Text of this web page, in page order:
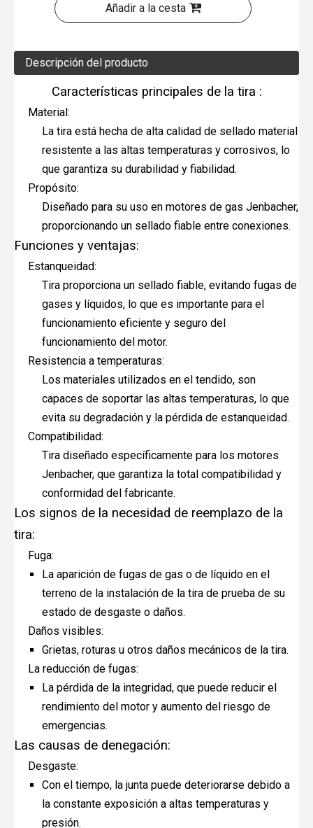
Añadir a la cesta
Descripción del producto
Características principales de la tira :
Material:
La tira está hecha de alta calidad de sellado material
resistente a las altas temperaturas y corrosivos, lo
que garantiza su durabilidad y fiabilidad.
Propósito:
Diseñado para su uso en motores de gas Jenbacher,
proporcionando un sellado fiable entre conexiones.
Funciones y ventajas:
Estanqueidad:
Tira proporciona un sellado fiable, evitando fugas de
gases y líquidos, lo que es importante para el
funcionamiento eficiente y seguro del
funcionamiento del motor.
Resistencia a temperaturas:
Los materiales utilizados en el tendido, son
capaces de soportar las altas temperaturas, lo que
evita su degradación y la pérdida de estanqueidad.
Compatibilidad:
Tira diseñado específicamente para los motores
Jenbacher, que garantiza la total compatibilidad y
conformidad del fabricante.
Los signos de la necesidad de reemplazo de la
tira:
Fuga:
La aparición de fugas de gas o de líquido en el
terreno de la instalación de la tira de prueba de su
estado de desgaste o daños.
Daños visibles:
Grietas, roturas u otros daños mecánicos de la tira.
La reducción de fugas:
La pérdida de la integridad, que puede reducir el
rendimiento del motor y aumento del riesgo de
emergencias.
Las causas de denegación:
Desgaste:
Con el tiempo, la junta puede deteriorarse debido a
la constante exposición a altas temperaturas y
presión.